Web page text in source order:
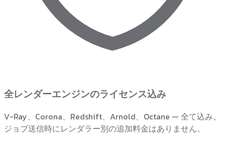
全レンダーエンジンのライセンス込み
V-Ray、Corona、Redshift、Arnold、Octane — 全て込み。
ジョブ送信時にレンダラー別の追加料金はありません。